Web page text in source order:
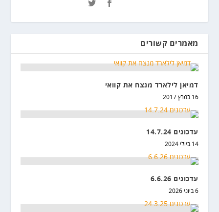
מאמרים קשורים
דמיאן לילארד מנצח את קוואי
16 במרץ 2017
עדכונים 14.7.24
14 ביולי 2024
עדכונים 6.6.26
6 ביוני 2026